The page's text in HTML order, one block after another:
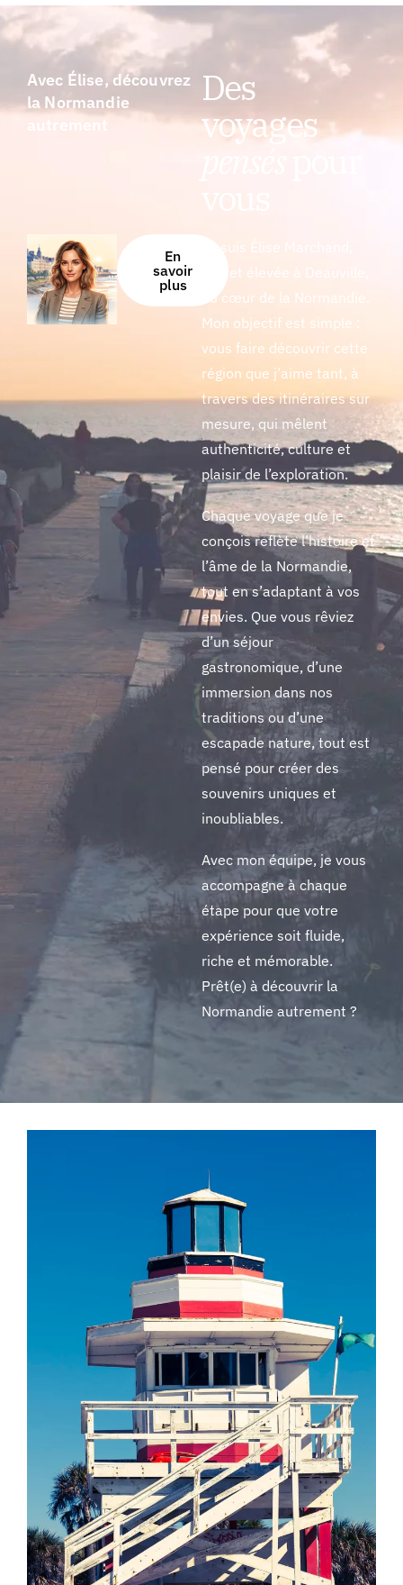
Des
voyages
Avec Élise, découvrez
la Normandie
autrement
Je suis Élise Marchand,
née et élevée à Deauville,
au cœur de la Normandie.
Mon objectif est simple :
vous faire découvrir cette
région que j’aime tant, à
travers des itinéraires sur
mesure, qui mêlent
authenticité, culture et
plaisir de l’exploration.
Chaque voyage que je
conçois reflète l’histoire et
l’âme de la Normandie,
tout en s’adaptant à vos
envies. Que vous rêviez
d’un séjour
gastronomique, d’une
immersion dans nos
traditions ou d’une
escapade nature, tout est
pensé pour créer des
souvenirs uniques et
inoubliables.
Avec mon équipe, je vous
accompagne à chaque
étape pour que votre
expérience soit fluide,
riche et mémorable.
Prêt(e) à découvrir la
Normandie autrement ?
En
savoir
plus